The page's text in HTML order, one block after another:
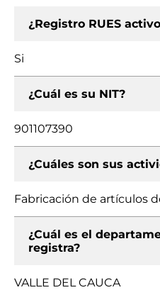
¿Registro RUES
Si
¿Cuál es su NIT?
901107390
¿Cuáles son sus
Fabricación de artículos
¿Cuál es el
registra?
VALLE DEL CAUCA